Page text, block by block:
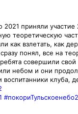
приняли
теоретическую
как взлетать, как
понял, все на
совершили
небом и они
клуба,